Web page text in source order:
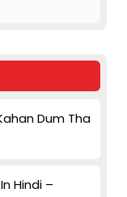
Dum Tha
Hindi –